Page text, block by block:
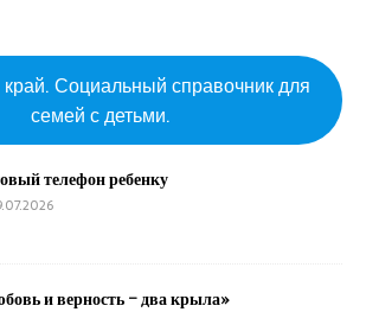
Социальный справочник для
семей с детьми.
телефон ребенку
и верность – два крыла»